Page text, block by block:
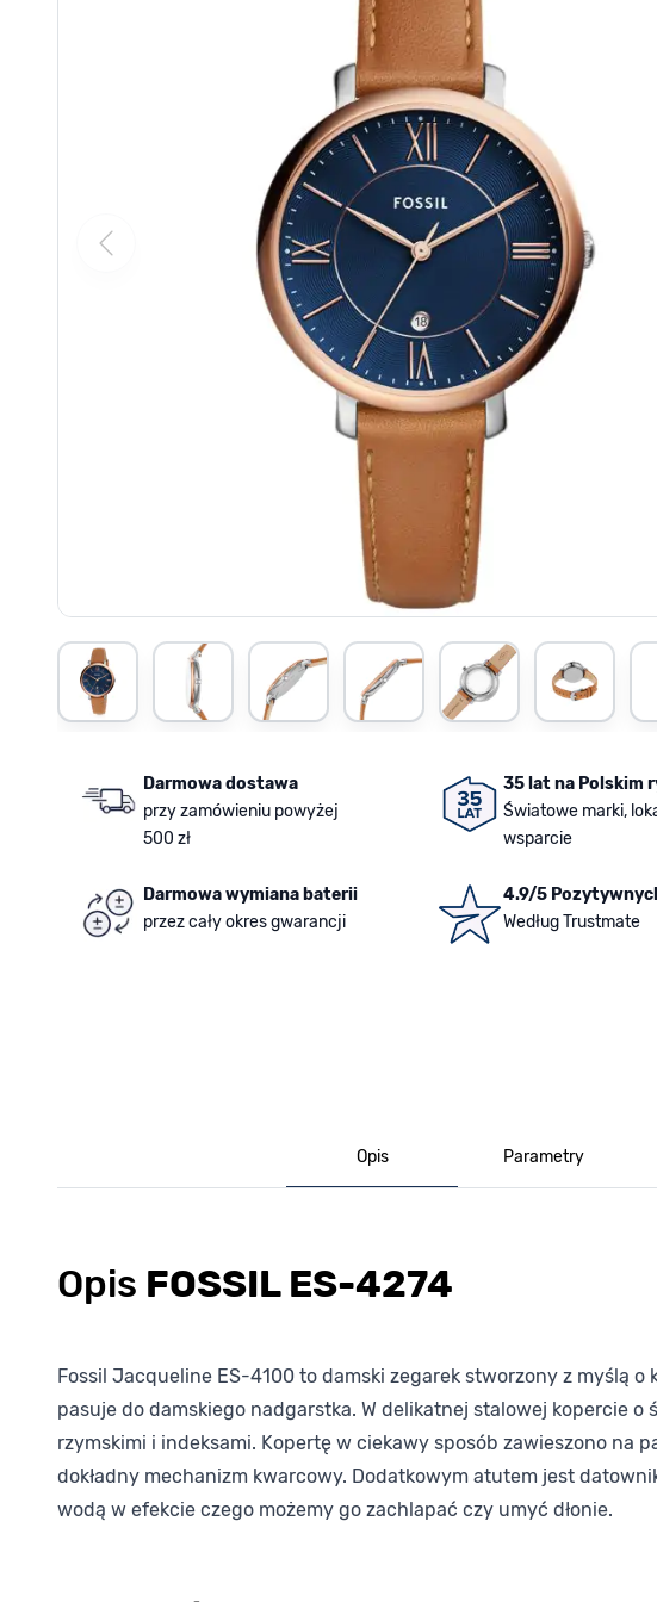
View larger imageView larger imageView larger imageView larger imageView larger imageView larger image
View
Darmowa dostawa
przy zamówieniu powyżej
500 zł
35 lat na Polskim
Światowe marki,
wsparcie
Darmowa wymiana baterii
przez cały okres gwarancji
4.9/5
Według Trustmate
Opis Parametry
Opis FOSSIL ES-4274
Fossil Jacqueline ES-4100 to damski zegarek stworzony z myślą
pasuje do damskiego nadgarstka. W delikatnej stalowej kopercie
rzymskimi i indeksami. Kopertę w ciekawy sposób zawieszono na
dokładny mechanizm kwarcowy. Dodatkowym atutem jest
wodą w efekcie czego możemy go zachlapać czy umyć dłonie.